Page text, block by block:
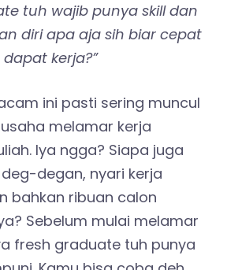
tuh wajib punya skill dan
diri apa aja sih biar cepat
dapat kerja?”
ini pasti sering muncul
melamar kerja
Iya ngga? Siapa juga
degan, nyari kerja
bahkan ribuan calon
Sebelum mulai melamar
fresh graduate tuh punya